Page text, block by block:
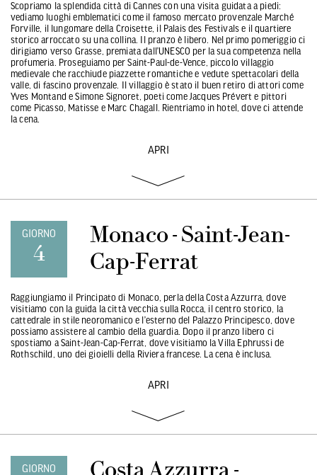
Scopriamo la splendida città di Cannes con una visita guidata a piedi:
vediamo luoghi emblematici come il famoso mercato provenzale Marché
Forville, il lungomare della Croisette, il Palais des Festivals e il quartiere
storico arroccato su una collina. Il pranzo è libero. Nel primo pomeriggio ci
dirigiamo verso Grasse, premiata dall’UNESCO per la sua competenza nella
profumeria. Proseguiamo per Saint-Paul-de-Vence, piccolo villaggio
medievale che racchiude piazzette romantiche e vedute spettacolari della
valle, di fascino provenzale. Il villaggio è stato il buen retiro di attori come
Yves Montand e Simone Signoret, poeti come Jacques Prévert e pittori
come Picasso, Matisse e Marc Chagall. Rientriamo in hotel, dove ci attende
la cena.
APRI
GIORNO
4
Monaco - Saint-Jean-
Cap-Ferrat
Raggiungiamo il Principato di Monaco, perla della Costa Azzurra, dove
visitiamo con la guida la città vecchia sulla Rocca, il centro storico, la
cattedrale in stile neoromanico e l’esterno del Palazzo Principesco, dove
possiamo assistere al cambio della guardia. Dopo il pranzo libero ci
spostiamo a Saint-Jean-Cap-Ferrat, dove visitiamo la Villa Ephrussi de
Rothschild, uno dei gioielli della Riviera francese. La cena è inclusa.
APRI
GIORNO